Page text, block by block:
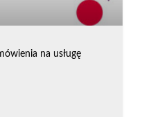
na usługę